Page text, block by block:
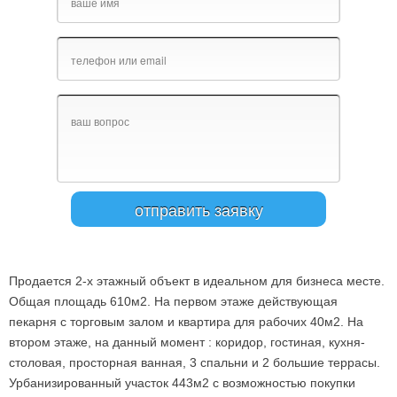
Продается 2-х этажный объект в идеальном для бизнеса месте.
Общая площадь 610м2. На первом этаже действующая
пекарня с торговым залом и квартира для рабочих 40м2. На
втором этаже, на данный момент : коридор, гостиная, кухня-
столовая, просторная ванная, 3 спальни и 2 большие террасы.
Урбанизированный участок 443м2 с возможностью покупки